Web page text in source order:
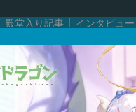
殿堂入り記事 インタビュー